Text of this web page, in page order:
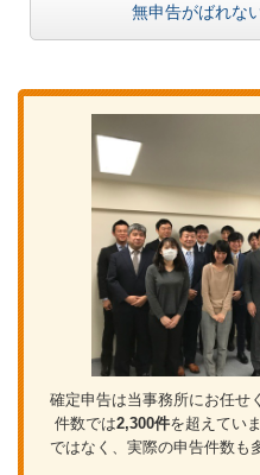
無申告がばれな
確定申告は当事務所にお任せ
件数では2,300件を超えてい
ではなく、実際の申告件数も